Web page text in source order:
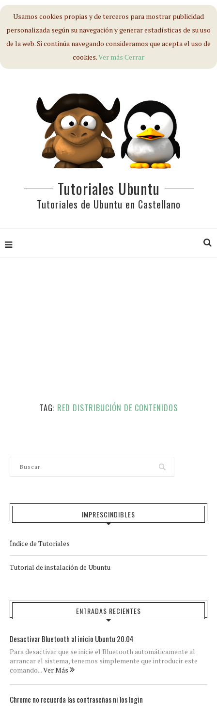
Usamos cookies propias y de terceros para mostrar publicidad
personalizada según su navegación y generar estadísticas de su uso
de la web. Si continúa navegando consideramos que acepta el uso de
cookies.Ver más Cerrar
Tutoriales Ubuntu
Tutoriales de Ubuntu en Castellano
TAG: RED DISTRIBUCIÓN DE CONTENIDOS
IMPRESCINDIBLES
Índice de Tutoriales
Tutorial de instalación de Ubuntu
ENTRADAS RECIENTES
Desactivar Bluetooth al inicio Ubuntu 20.04
Para desactivar que se inicie el Bluetooth automáticamente al
arrancar el sistema, tenemos simplemente que introducir este
comando...Ver Más
Chrome no recuerda las contraseñas ni los login